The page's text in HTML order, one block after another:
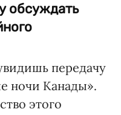
обсуждать
передачу
ночи Канады».
этого